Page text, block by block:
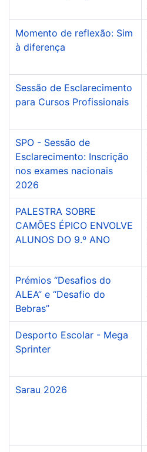
Momento de reflexão: Sim
à diferença
Sessão de Esclarecimento
para Cursos Profissionais
SPO - Sessão de
Esclarecimento: Inscrição
nos exames nacionais
2026
PALESTRA SOBRE
CAMÕES ÉPICO ENVOLVE
ALUNOS DO 9.º ANO
Prémios “Desafios do
ALEA” e “Desafio do
Bebras”
Desporto Escolar - Mega
Sprinter
Sarau 2026